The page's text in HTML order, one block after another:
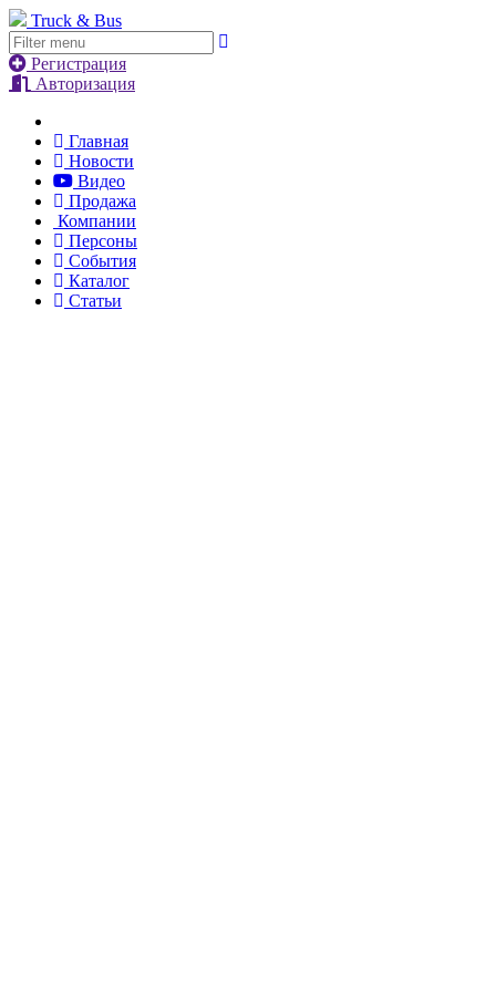
Truck & Bus
Регистрация
Авторизация
Главная
Новости
Видео
Продажа
Компании
Персоны
События
Каталог
Статьи